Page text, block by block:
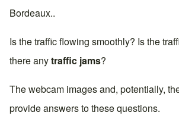
Bordeaux..
Is the traffic flowing smoothly? Is the
there anytraffic jams?
The webcam images and, potentially,
provide answers to these questions.